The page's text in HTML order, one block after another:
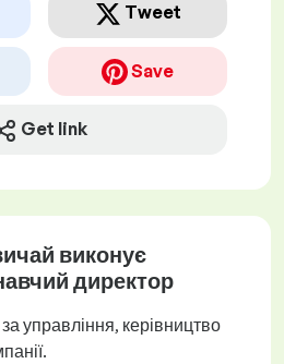
Tweet
Save
Get link
виконує
директор
управління, керівництво